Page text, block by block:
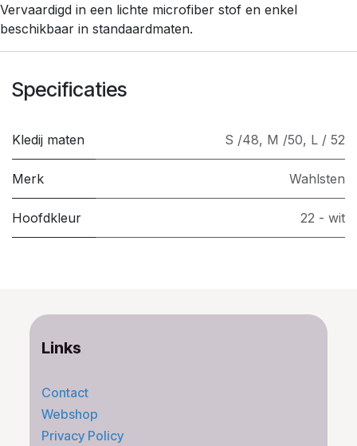
Vervaardigd in een lichte microfiber stof en enkel
beschikbaar in standaardmaten.
Specificaties
Kledij maten S /48, M /50, L / 52
Merk Wahlsten
Hoofdkleur 22 - wit
Links
Contact
Webshop
Privacy Policy